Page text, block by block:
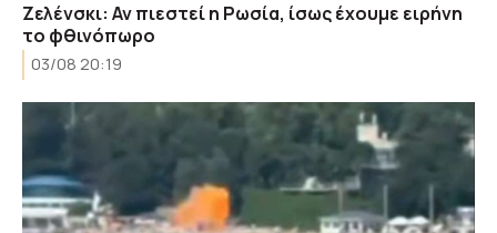
Ζελένσκι: Αν πιεστεί η Ρωσία, ίσως έχουμε ειρήνη
το φθινόπωρο
03/08 20:19